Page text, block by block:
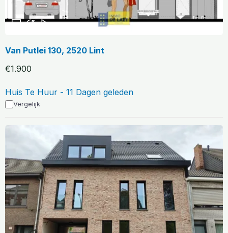
Van Putlei 130, 2520 Lint
€1.900
Huis Te Huur - 11 Dagen geleden
Vergelijk